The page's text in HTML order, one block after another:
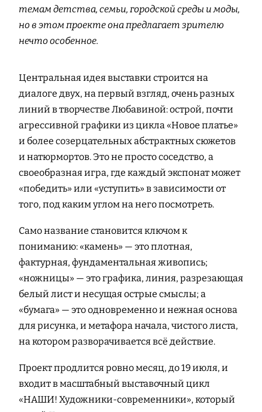
темам детства, семьи, городской среды и моды,
но в этом проекте она предлагает зрителю
нечто особенное.
Центральная идея выставки строится на
диалоге двух, на первый взгляд, очень разных
линий в творчестве Любавиной: острой, почти
агрессивной графики из цикла «Новое платье»
и более созерцательных абстрактных сюжетов
и натюрмортов. Это не просто соседство, а
своеобразная игра, где каждый экспонат может
«победить» или «уступить» в зависимости от
того, под каким углом на него посмотреть.
Само название становится ключом к
пониманию: «камень» — это плотная,
фактурная, фундаментальная живопись;
«ножницы» — это графика, линия, разрезающая
белый лист и несущая острые смыслы; а
«бумага» — это одновременно и нежная основа
для рисунка, и метафора начала, чистого листа,
на котором разворачивается всё действие.
Проект продлится ровно месяц, до 19 июля, и
входит в масштабный выставочный цикл
«НАШИ! Художники-современники», который